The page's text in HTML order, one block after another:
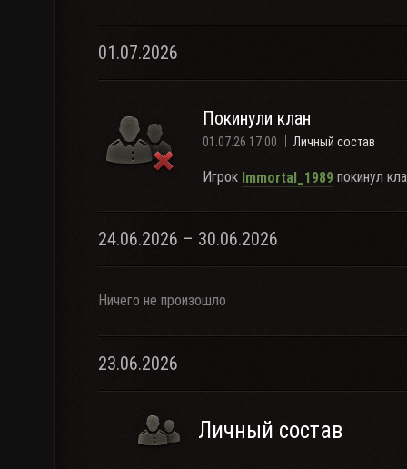
01.07.2026
Покинули клан
01.07.26 17:00 Личный состав
Игрок Immortal_1989 покинул
24.06.2026 – 30.06.2026
Ничего не произошло
23.06.2026
Личный состав